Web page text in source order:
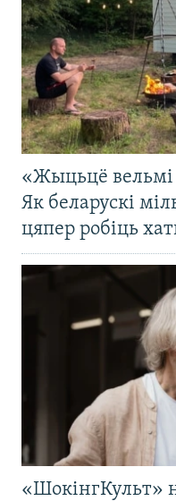
«Жыцьцё вельмі
Як беларускі
цяпер робіць
«ШокінгКульт»